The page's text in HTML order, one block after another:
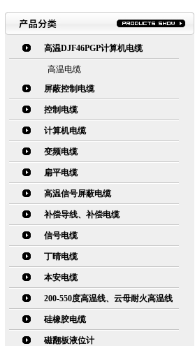
高温DJF46PGP计算机电缆
高温电缆
屏蔽控制电缆
控制电缆
计算机电缆
变频电缆
扁平电缆
高温信号屏蔽电缆
补偿导线、补偿电缆
信号电缆
丁晴电缆
本安电缆
200-550度高温线、云母耐火高温线
硅橡胶电缆
磁翻板液位计